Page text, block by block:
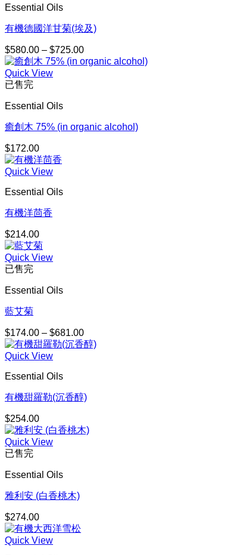
$158.00
Essential Oils
有機德國洋甘菊(埃及)
$580.00 – $725.00價
格
$725.00
Quick View
已售完
Essential Oils
癒創木 75% (in organic alcohol)
$172.00
Quick View
Essential Oils
有機洋茴香
$214.00
Quick View
已售完
Essential Oils
藍艾菊
$174.00 – $681.00價
格
到
$681.00
Quick View
Essential Oils
有機甜羅勒(沉香醇)
$254.00
Quick View
已售完
Essential Oils
雅利安 (白香桃木)
$274.00
Quick View